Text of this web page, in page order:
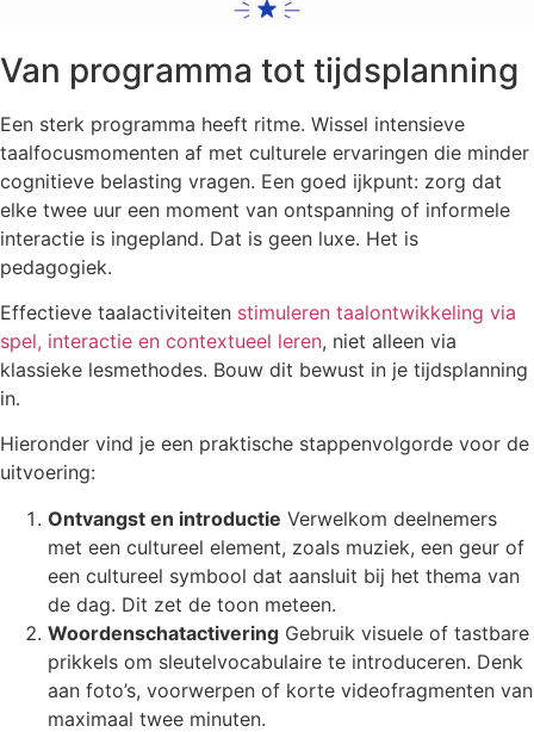
Van programma tot tijdsplanning
Een sterk programma heeft ritme. Wissel intensieve
taalfocusmomenten af met culturele ervaringen die minder
cognitieve belasting vragen. Een goed ijkpunt: zorg dat
elke twee uur een moment van ontspanning of informele
interactie is ingepland. Dat is geen luxe. Het is
pedagogiek.
Effectieve taalactiviteiten stimuleren taalontwikkeling via
spel, interactie en contextueel leren, niet alleen via
klassieke lesmethodes. Bouw dit bewust in je tijdsplanning
in.
Hieronder vind je een praktische stappenvolgorde voor de
uitvoering:
Ontvangst en introductie Verwelkom deelnemers
met een cultureel element, zoals muziek, een geur of
een cultureel symbool dat aansluit bij het thema van
de dag. Dit zet de toon meteen.
Woordenschatactivering Gebruik visuele of tastbare
prikkels om sleutelvocabulaire te introduceren. Denk
aan foto’s, voorwerpen of korte videofragmenten van
maximaal twee minuten.